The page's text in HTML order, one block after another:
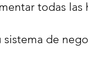
todas las
sistema de